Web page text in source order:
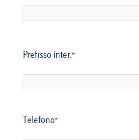
Prefisso inter.
Telefono​​​​​​​